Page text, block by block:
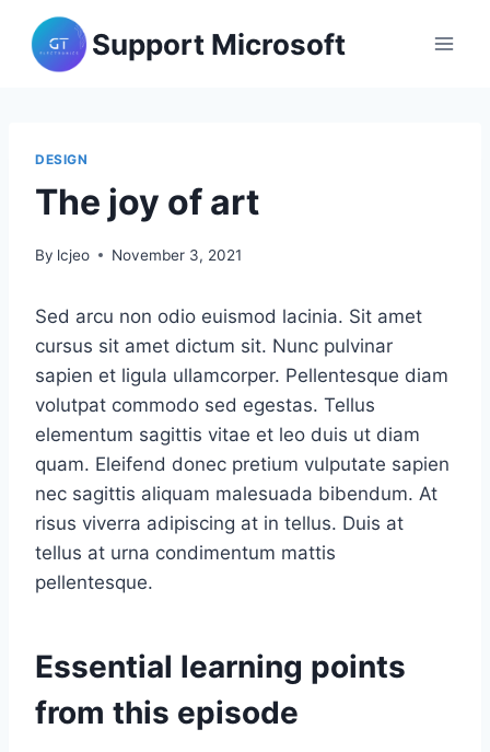
content
Support Microsoft
DESIGN
The joy of art
By lcjeo November 3, 2021
Sed arcu non odio euismod lacinia. Sit amet
cursus sit amet dictum sit. Nunc pulvinar
sapien et ligula ullamcorper. Pellentesque diam
volutpat commodo sed egestas. Tellus
elementum sagittis vitae et leo duis ut diam
quam. Eleifend donec pretium vulputate sapien
nec sagittis aliquam malesuada bibendum. At
risus viverra adipiscing at in tellus. Duis at
tellus at urna condimentum mattis
pellentesque.
Essential learning points
from this episode